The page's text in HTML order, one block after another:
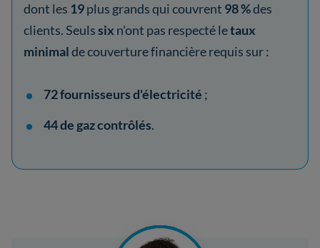
dont les 19plus grands qui couvrent 98 %des
clients. Seulssix n'ont pas respecté letaux
minimalde couverture financière requis sur:
72 fournisseurs d'électricité ;
44 de gaz contrôlés.